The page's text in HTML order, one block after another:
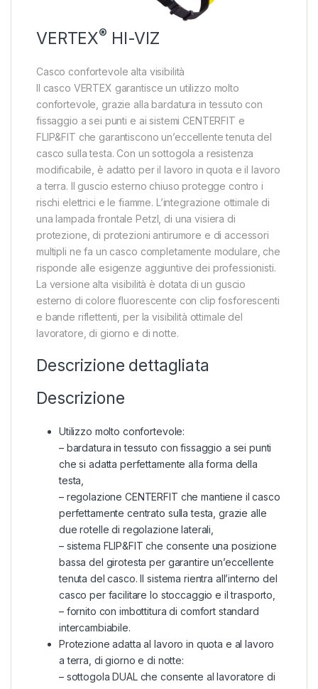
VERTEX® HI-VIZ
Casco confortevole alta visibilità
Il casco VERTEX garantisce un utilizzo molto
confortevole, grazie alla bardatura in tessuto con
fissaggio a sei punti e ai sistemi CENTERFIT e
FLIP&FIT che garantiscono un’eccellente tenuta del
casco sulla testa. Con un sottogola a resistenza
modificabile, è adatto per il lavoro in quota e il lavoro
a terra. Il guscio esterno chiuso protegge contro i
rischi elettrici e le fiamme. L’integrazione ottimale di
una lampada frontale Petzl, di una visiera di
protezione, di protezioni antirumore e di accessori
multipli ne fa un casco completamente modulare, che
risponde alle esigenze aggiuntive dei professionisti.
La versione alta visibilità è dotata di un guscio
esterno di colore fluorescente con clip fosforescenti
e bande riflettenti, per la visibilità ottimale del
lavoratore, di giorno e di notte.
Descrizione dettagliata
Descrizione
Utilizzo molto confortevole:
– bardatura in tessuto con fissaggio a sei punti
che si adatta perfettamente alla forma della
testa,
– regolazione CENTERFIT che mantiene il casco
perfettamente centrato sulla testa, grazie alle
due rotelle di regolazione laterali,
– sistema FLIP&FIT che consente una posizione
bassa del girotesta per garantire un’eccellente
tenuta del casco. Il sistema rientra all’interno del
casco per facilitare lo stoccaggio e il trasporto,
– fornito con imbottitura di comfort standard
intercambiabile.
Protezione adatta al lavoro in quota e al lavoro
a terra, di giorno e di notte:
– sottogola DUAL che consente al lavoratore di